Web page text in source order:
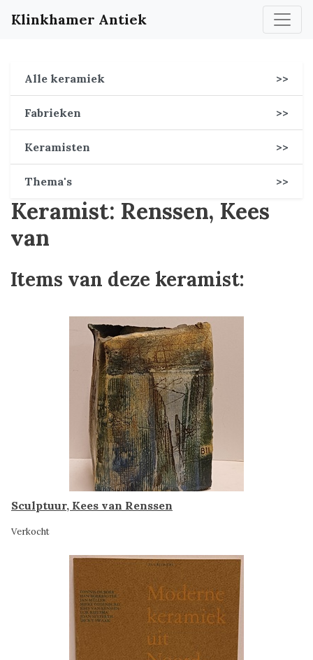
Klinkhamer Antiek
Alle keramiek >>
Fabrieken >>
Keramisten >>
Thema's >>
Keramist: Renssen, Kees
van
Items van deze keramist:
Sculptuur, Kees van Renssen
Verkocht